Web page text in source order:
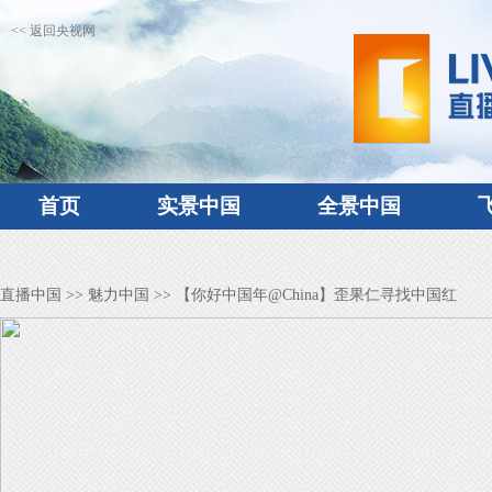
<< 返回央视网
首页 实景中国 全景中国
直播中国 >> 魅力中国 >> 【你好中国年@China】歪果仁寻找中国红